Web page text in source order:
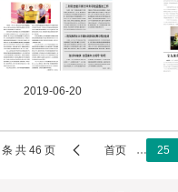
2019-06-20
共 46 页  首页 … 25